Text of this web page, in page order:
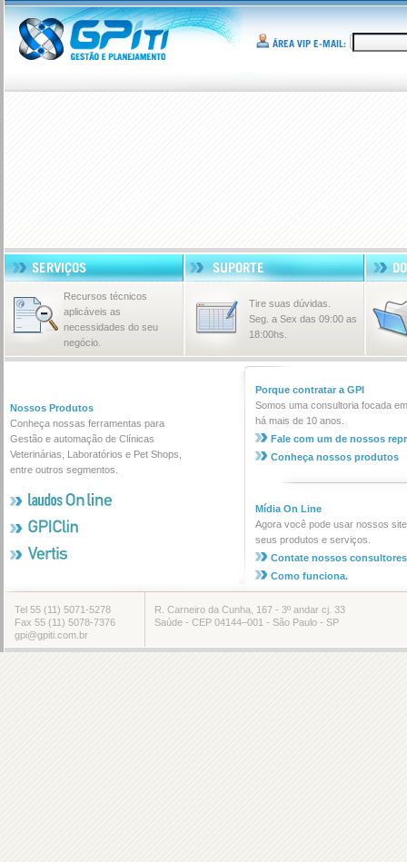
Recursos técnicos
aplicáveis as
necessidades do seu
negócio.
Tire suas dúvidas.
Seg. a Sex das 09:00 as
18:00hs.
Nossos Produtos
Conheça nossas ferramentas para
Gestão e automação de Clínicas
Veterinárias, Laboratórios e Pet Shops,
entre outros segmentos.
Porque contratar a GPI
Somos uma consultoria focada
há mais de 10 anos.
Fale com um de nossos
Conheça nossos produtos
Mídia On Line
Agora você pode usar nossos
seus produtos e serviços.
Contate nossos
Como funciona.
Tel 55 (11) 5071-5278
Fax 55 (11) 5078-7376
gpi@gpiti.com.br
R. Carneiro da Cunha, 167 - 3º andar cj. 33
Saúde - CEP 04144–001 - São Paulo - SP